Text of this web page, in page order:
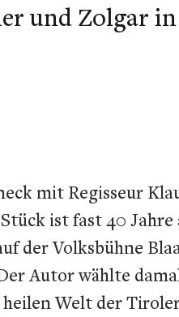
und Zolgar in
mit Regisseur
ist fast 40
der Volksbühne
Autor wählte
Welt der